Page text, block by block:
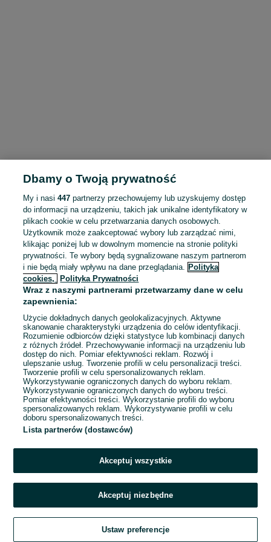
To ogłoszenie nie jest już dostępne
Przejdź na stronę główną
Dbamy o Twoją prywatność
My i nasi447 partnerzy przechowujemy lub uzyskujemy dostęp
do informacji na urządzeniu, takich jak unikalne identyfikatory w
plikach cookie w celu przetwarzania danych osobowych.
Użytkownik może zaakceptować wybory lub zarządzać nimi,
klikając poniżej lub w dowolnym momencie na stronie polityki
prywatności. Te wybory będą sygnalizowane naszym partnerom
i nie będą miały wpływu na dane przeglądania. Polityka
cookies,
Polityka Prywatności
Wraz z naszymi partnerami przetwarzamy dane w celu
zapewnienia:
Użycie dokładnych danych geolokalizacyjnych. Aktywne
skanowanie charakterystyki urządzenia do celów identyfikacji.
Rozumienie odbiorców dzięki statystyce lub kombinacji danych
z różnych źródeł. Przechowywanie informacji na urządzeniu lub
dostęp do nich. Pomiar efektywności reklam. Rozwój i
ulepszanie usług. Tworzenie profili w celu personalizacji treści.
Tworzenie profili w celu spersonalizowanych reklam.
Wykorzystywanie ograniczonych danych do wyboru reklam.
Wykorzystywanie ograniczonych danych do wyboru treści.
Pomiar efektywności treści. Wykorzystanie profili do wyboru
spersonalizowanych reklam. Wykorzystywanie profili w celu
doboru spersonalizowanych treści.
Lista partnerów (dostawców)
Akceptuj wszystkie
Akceptuj niezbędne
Ustaw preferencje